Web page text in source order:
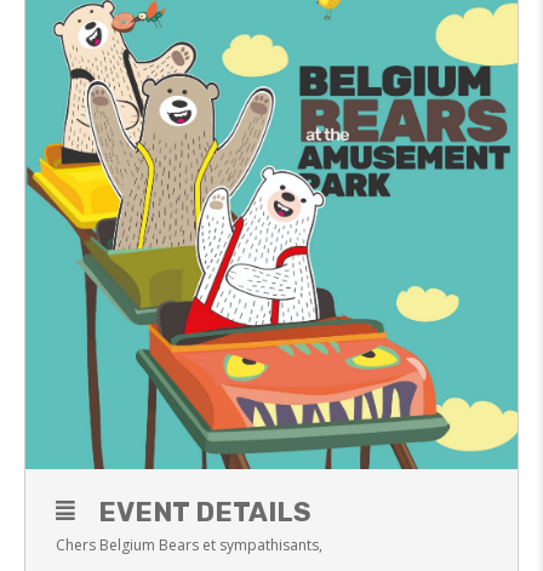
EVENT DETAILS
Chers Belgium Bears et sympathisants,